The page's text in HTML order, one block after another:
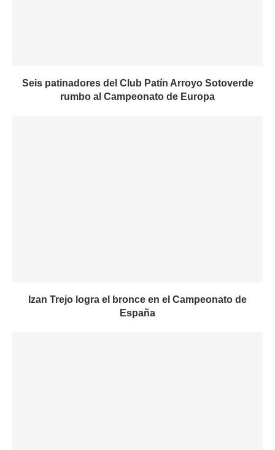
Seis patinadores del Club Patín Arroyo Sotoverde
rumbo al Campeonato de Europa
Izan Trejo logra el bronce en el Campeonato de
España